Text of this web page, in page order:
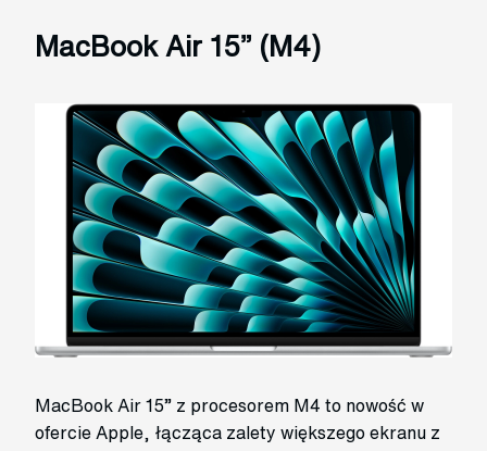
MacBook Air 15” (M4)
MacBook Air 15” z procesorem M4 to nowość w
ofercie Apple, łącząca zalety większego ekranu z